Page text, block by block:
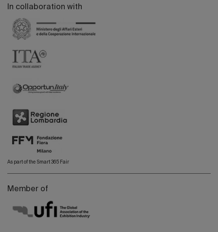
In collaboration with
As part of the Smart 365 Fair
Member of